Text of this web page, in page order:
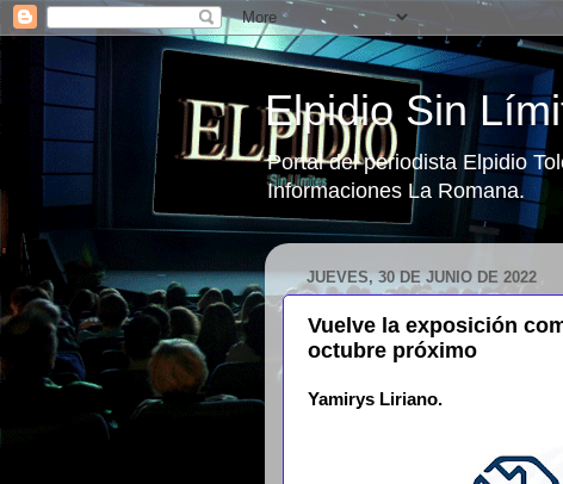
Elpidio Sin
Portal del periodista Elpidio
Informaciones La Romana.
JUEVES, 30 DE JUNIO DE 2022
Vuelve la exposición
octubre próximo
Yamirys Liriano.